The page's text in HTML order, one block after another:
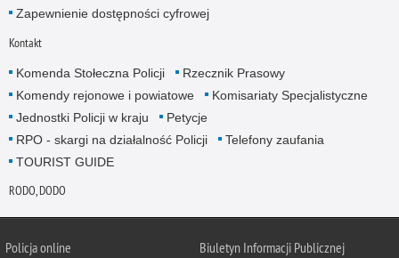
Zapewnienie dostępności cyfrowej
Kontakt
Komenda Stołeczna Policji
Rzecznik Prasowy
Komendy rejonowe i powiatowe
Komisariaty Specjalistyczne
Jednostki Policji w kraju
Petycje
RPO - skargi na działalność Policji
Telefony zaufania
TOURIST GUIDE
RODO, DODO
Policja online
Biuletyn Informacji Publicznej